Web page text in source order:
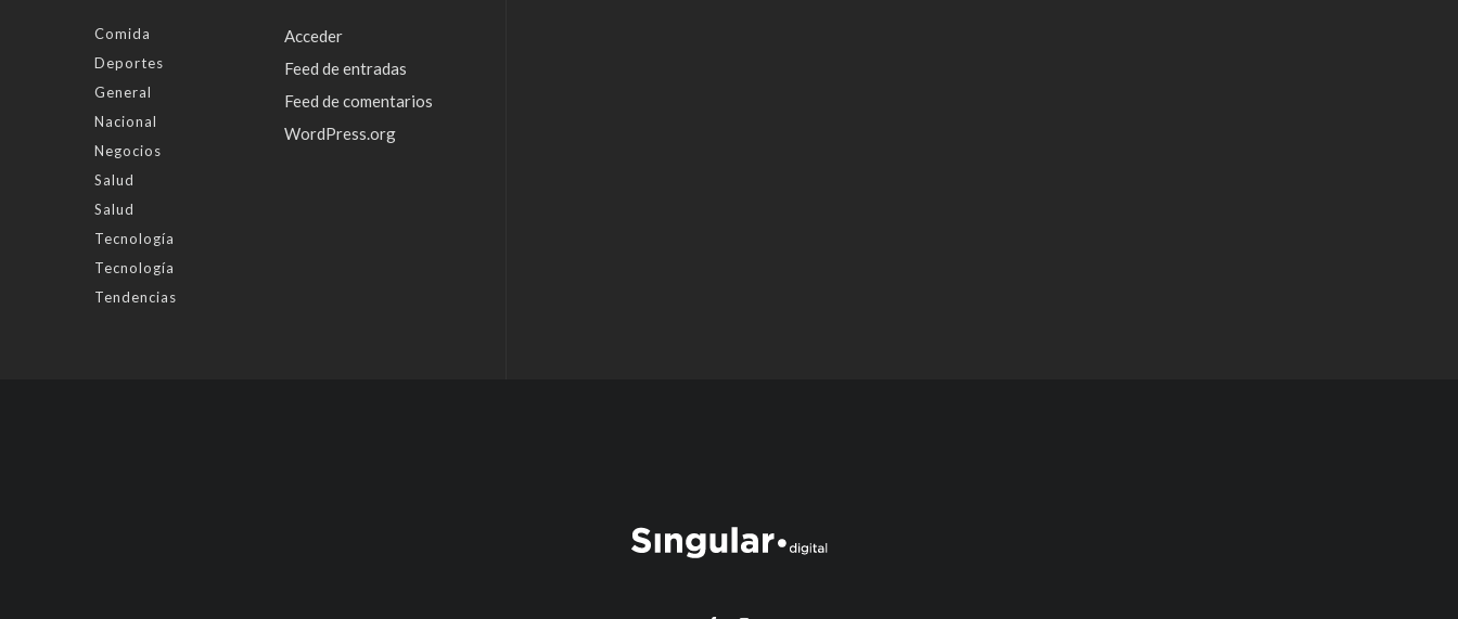
Comida
Deportes
General
Nacional
Negocios
Salud
Salud
Tecnología
Tecnología
Tendencias
Acceder
Feed de entradas
Feed de comentarios
WordPress.org